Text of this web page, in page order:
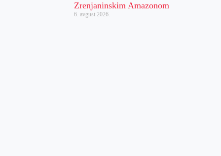
Zrenjaninskim Amazonom
6. avgust 2026.